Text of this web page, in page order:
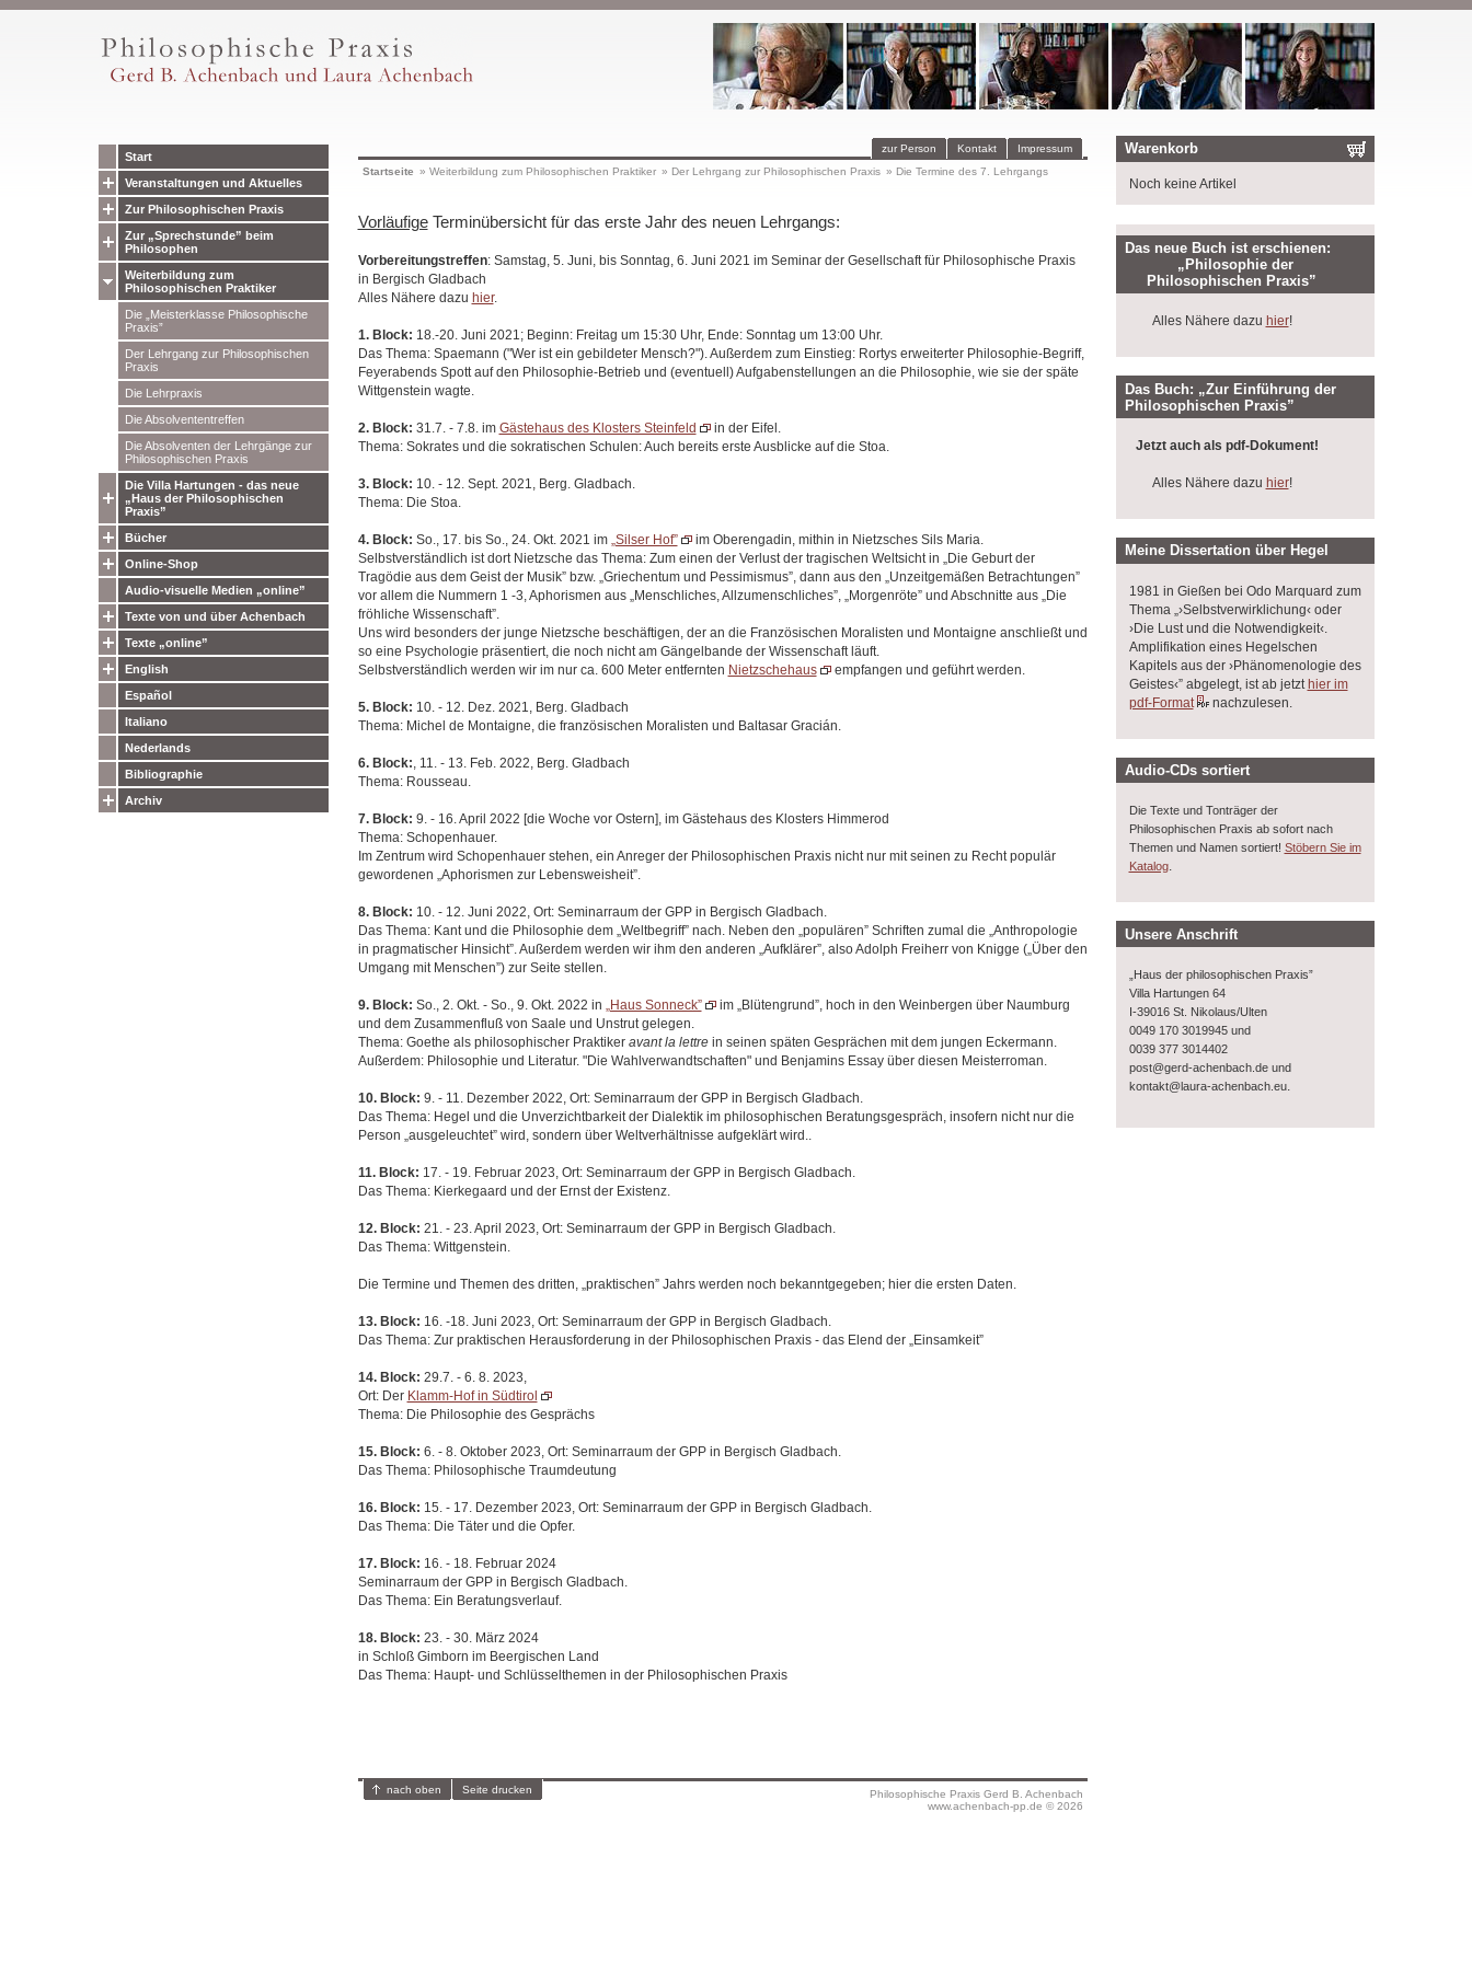
Start
Veranstaltungen und Aktuelles
Zur Philosophischen Praxis
Zur „Sprechstunde” beim
Philosophen
Weiterbildung zum
Philosophischen Praktiker
Die „Meisterklasse Philosophische
Praxis”
Der Lehrgang zur Philosophischen
Praxis
Die Lehrpraxis
Die Absolvententreffen
Die Absolventen der Lehrgänge zur
Philosophischen Praxis
Die Villa Hartungen - das neue
„Haus der Philosophischen
Praxis”
Bücher
Online-Shop
Audio-visuelle Medien „online”
Texte von und über Achenbach
Texte „online”
English
Español
Italiano
Nederlands
Bibliographie
Archiv
Impressum
Kontakt
zur Person
Startseite » Weiterbildung zum Philosophischen Praktiker » Der Lehrgang zur Philosophischen Praxis » Die Termine des 7. Lehrgangs
VorläufigeTerminübersicht für das erste Jahr des neuen Lehrgangs:
Vorbereitungstreffen: Samstag, 5. Juni, bis Sonntag, 6. Juni 2021 im Seminar der Gesellschaft für Philosophische Praxis
in Bergisch Gladbach
Alles Nähere dazu hier.
1. Block: 18.-20. Juni 2021; Beginn: Freitag um 15:30 Uhr, Ende: Sonntag um 13:00 Uhr.
Das Thema: Spaemann ("Wer ist ein gebildeter Mensch?"). Außerdem zum Einstieg: Rortys erweiterter Philosophie-Begriff,
Feyerabends Spott auf den Philosophie-Betrieb und (eventuell) Aufgabenstellungen an die Philosophie, wie sie der späte
Wittgenstein wagte.
2. Block: 31.7. - 7.8. im Gästehaus des Klosters Steinfeld
in der Eifel.
Thema: Sokrates und die sokratischen Schulen: Auch bereits erste Ausblicke auf die Stoa.
3. Block: 10. - 12. Sept. 2021, Berg. Gladbach.
Thema: Die Stoa.
4. Block: So., 17. bis So., 24. Okt. 2021 im „Silser Hof”
im Oberengadin, mithin in Nietzsches Sils Maria.
Selbstverständlich ist dort Nietzsche das Thema: Zum einen der Verlust der tragischen Weltsicht in „Die Geburt der
Tragödie aus dem Geist der Musik” bzw. „Griechentum und Pessimismus”, dann aus den „Unzeitgemäßen Betrachtungen”
vor allem die Nummern 1 -3, Aphorismen aus „Menschliches, Allzumenschliches”, „Morgenröte” und Abschnitte aus „Die
fröhliche Wissenschaft”.
Uns wird besonders der junge Nietzsche beschäftigen, der an die Französischen Moralisten und Montaigne anschließt und
so eine Psychologie präsentiert, die noch nicht am Gängelbande der Wissenschaft läuft.
Selbstverständlich werden wir im nur ca. 600 Meter entfernten Nietzschehaus empfangen und geführt werden.
5. Block: 10. - 12. Dez. 2021, Berg. Gladbach
Thema: Michel de Montaigne, die französischen Moralisten und Baltasar Gracián.
6. Block:, 11. - 13. Feb. 2022, Berg. Gladbach
Thema: Rousseau.
7. Block: 9. - 16. April 2022 [die Woche vor Ostern], im Gästehaus des Klosters Himmerod
Thema: Schopenhauer.
Im Zentrum wird Schopenhauer stehen, ein Anreger der Philosophischen Praxis nicht nur mit seinen zu Recht populär
gewordenen „Aphorismen zur Lebensweisheit”.
8. Block: 10. - 12. Juni 2022, Ort: Seminarraum der GPP in Bergisch Gladbach.
Das Thema: Kant und die Philosophie dem „Weltbegriff” nach. Neben den „populären” Schriften zumal die „Anthropologie
in pragmatischer Hinsicht”. Außerdem werden wir ihm den anderen „Aufklärer”, also Adolph Freiherr von Knigge („Über den
Umgang mit Menschen”) zur Seite stellen.
9. Block: So., 2. Okt. - So., 9. Okt. 2022 in „Haus Sonneck”
im „Blütengrund”, hoch in den Weinbergen über Naumburg
und dem Zusammenfluß von Saale und Unstrut gelegen.
Thema: Goethe als philosophischer Praktiker avant la lettrein seinen späten Gesprächen mit dem jungen Eckermann.
Außerdem: Philosophie und Literatur. "Die Wahlverwandtschaften" und Benjamins Essay über diesen Meisterroman.
10. Block: 9. - 11. Dezember 2022, Ort: Seminarraum der GPP in Bergisch Gladbach.
Das Thema: Hegel und die Unverzichtbarkeit der Dialektik im philosophischen Beratungsgespräch, insofern nicht nur die
Person „ausgeleuchtet” wird, sondern über Weltverhältnisse aufgeklärt wird..
11. Block: 17. - 19. Februar 2023, Ort: Seminarraum der GPP in Bergisch Gladbach.
Das Thema: Kierkegaard und der Ernst der Existenz.
12. Block: 21. - 23. April 2023, Ort: Seminarraum der GPP in Bergisch Gladbach.
Das Thema: Wittgenstein.
Die Termine und Themen des dritten, „praktischen” Jahrs werden noch bekanntgegeben; hier die ersten Daten.
13. Block: 16. -18. Juni 2023, Ort: Seminarraum der GPP in Bergisch Gladbach.
Das Thema: Zur praktischen Herausforderung in der Philosophischen Praxis - das Elend der „Einsamkeit”
14. Block: 29.7. - 6. 8. 2023,
Ort: Der Klamm-Hof in Südtirol
Thema: Die Philosophie des Gesprächs
15. Block: 6. - 8. Oktober 2023, Ort: Seminarraum der GPP in Bergisch Gladbach.
Das Thema: Philosophische Traumdeutung
16. Block: 15. - 17. Dezember 2023, Ort: Seminarraum der GPP in Bergisch Gladbach.
Das Thema: Die Täter und die Opfer.
17. Block: 16. - 18. Februar 2024
Seminarraum der GPP in Bergisch Gladbach.
Das Thema: Ein Beratungsverlauf.
18. Block: 23. - 30. März 2024
in Schloß Gimborn im Beergischen Land
Das Thema: Haupt- und Schlüsselthemen in der Philosophischen Praxis
Philosophische Praxis Gerd B. Achenbach
www.achenbach-pp.de © 2026
nach oben Seite drucken
Warenkorb
Noch keine Artikel
Das neue Buch ist erschienen:
„Philosophie der
Philosophischen Praxis”
Alles Nähere dazu hier!
Das Buch: „Zur Einführung der
Philosophischen Praxis”
Jetzt auch als pdf-Dokument!
Alles Nähere dazu hier!
Meine Dissertation über Hegel
1981 in Gießen bei Odo Marquard zum
Thema „›Selbstverwirklichung‹ oder
›Die Lust und die Notwendigkeit‹.
Amplifikation eines Hegelschen
Kapitels aus der ›Phänomenologie des
Geistes‹” abgelegt, ist ab jetzt hier im
pdf-Format
nachzulesen.
Audio-CDs sortiert
Die Texte und Tonträger der
Philosophischen Praxis ab sofort nach
Themen und Namen sortiert! Stöbern Sie im
Katalog.
Unsere Anschrift
„Haus der philosophischen Praxis”
Villa Hartungen 64
I-39016 St. Nikolaus/Ulten
0049 170 3019945 und
0039 377 3014402
post@gerd-achenbach.de und
kontakt@laura-achenbach.eu.